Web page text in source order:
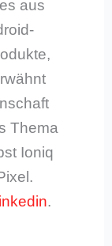
aus
Thema
Ioniq
.